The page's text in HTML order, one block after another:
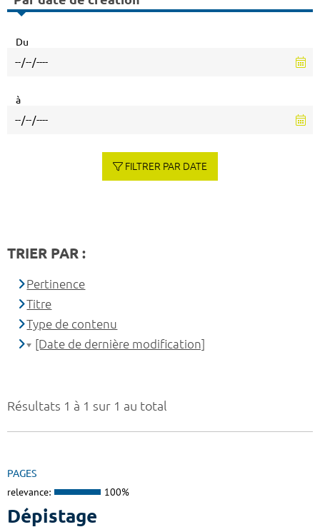
Résultats 1 à 1 sur 1 au total
PAGES
relevance: 100%
Dépistage
Du
à
FILTRER PAR DATE
TRIER PAR :
Pertinence
Titre
Type de contenu
[Date de dernière modification]